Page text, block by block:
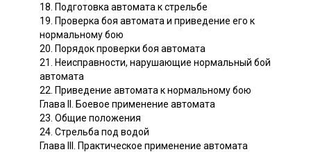
18. Подготовка автомата к стрельбе
19. Проверка боя автомата и приведение его к
нормальному бою
20. Порядок проверки боя автомата
21. Неисправности, нарушающие нормальный бой
автомата
22. Приведение автомата к нормальному бою
Глава II. Боевое применение автомата
23. Общие положения
24. Стрельба под водой
Глава III. Практическое применение автомата